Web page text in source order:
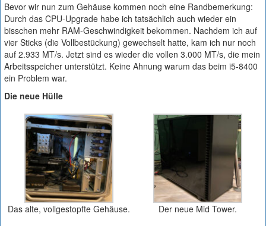
Bevor wir nun zum Gehäuse kommen noch eine Randbemerkung:
Durch das CPU-Upgrade habe ich tatsächlich auch wieder ein
bisschen mehr RAM-Geschwindigkeit bekommen. Nachdem ich auf
vier Sticks (die Vollbestückung) gewechselt hatte, kam ich nur noch
auf 2.933 MT/s. Jetzt sind es wieder die vollen 3.000 MT/s, die mein
Arbeitsspeicher unterstützt. Keine Ahnung warum das beim i5-8400
ein Problem war.
Die neue Hülle
Das alte, vollgestopfte Gehäuse.
Der neue Mid Tower.